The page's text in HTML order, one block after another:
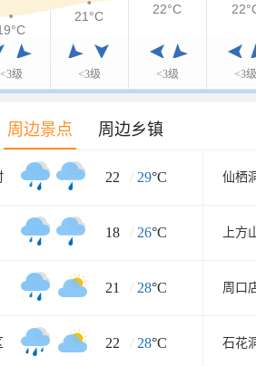
<3级 <3级 <3级 <3级
21°C 22°C
周边景点 周边乡镇
22 / 29°C 仙栖
18 / 26°C
21 / 28°C 周口
22 / 28°C 石花